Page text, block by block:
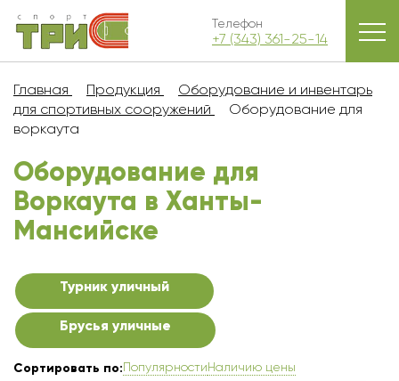
Телефон
+7 (343) 361-25-14
Главная Продукция
Оборудование и инвентарь
для спортивных сооружений
Оборудование для
воркаута
Оборудование для
Воркаута в Ханты-
Мансийске
Турник уличный
Брусья уличные
Сортировать по:ПопулярностиНаличию цены